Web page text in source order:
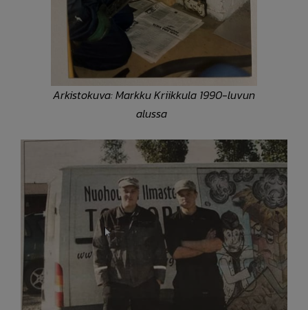
Arkistokuva: Markku Kriikkula 1990-luvun
alussa